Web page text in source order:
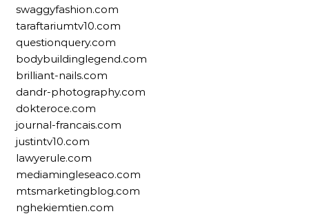
swaggyfashion.com
taraftariumtv10.com
questionquery.com
bodybuildinglegend.com
brilliant-nails.com
dandr-photography.com
dokteroce.com
journal-francais.com
justintv10.com
lawyerule.com
mediamingleseaco.com
mtsmarketingblog.com
nghekiemtien.com